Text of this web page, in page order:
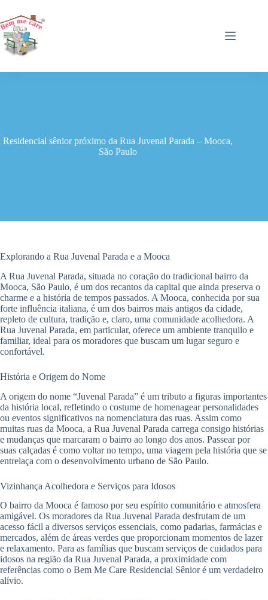
para
o
conteúdo
Residencial sênior próximo da Rua Juvenal Parada – Mooca,
São Paulo
Explorando a Rua Juvenal Parada e a Mooca
A Rua Juvenal Parada, situada no coração do tradicional bairro da
Mooca, São Paulo, é um dos recantos da capital que ainda preserva o
charme e a história de tempos passados. A Mooca, conhecida por sua
forte influência italiana, é um dos bairros mais antigos da cidade,
repleto de cultura, tradição e, claro, uma comunidade acolhedora. A
Rua Juvenal Parada, em particular, oferece um ambiente tranquilo e
familiar, ideal para os moradores que buscam um lugar seguro e
confortável.
História e Origem do Nome
A origem do nome “Juvenal Parada” é um tributo a figuras importantes
da história local, refletindo o costume de homenagear personalidades
ou eventos significativos na nomenclatura das ruas. Assim como
muitas ruas da Mooca, a Rua Juvenal Parada carrega consigo histórias
e mudanças que marcaram o bairro ao longo dos anos. Passear por
suas calçadas é como voltar no tempo, uma viagem pela história que se
entrelaça com o desenvolvimento urbano de São Paulo.
Vizinhança Acolhedora e Serviços para Idosos
O bairro da Mooca é famoso por seu espírito comunitário e atmosfera
amigável. Os moradores da Rua Juvenal Parada desfrutam de um
acesso fácil a diversos serviços essenciais, como padarias, farmácias e
mercados, além de áreas verdes que proporcionam momentos de lazer
e relaxamento. Para as famílias que buscam serviços de cuidados para
idosos na região da Rua Juvenal Parada, a proximidade com
referências como o Bem Me Care Residencial Sênior é um verdadeiro
alívio.